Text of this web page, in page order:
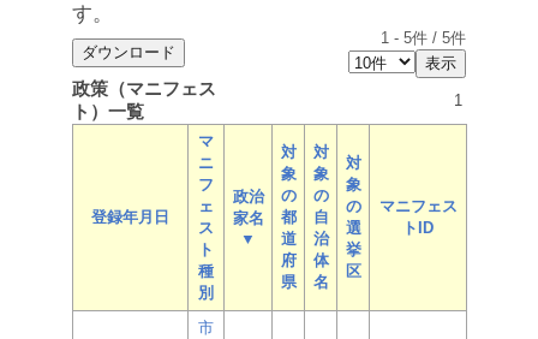
す。
1 - 5件 / 5件
政策（マニフェス
ト）一覧
1
登録年月日
マ
ニ
フ
ェ
ス
ト
種
別
政治
家名
▼
対
象
の
都
道
府
県
対
象
の
自
治
体
名
対
象
の
選
挙
区
マニフェス
トID
市